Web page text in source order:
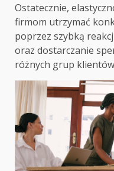
Ostatecznie,
firmom utrzymać
poprzez szybką
oraz dostarczanie
różnych grup